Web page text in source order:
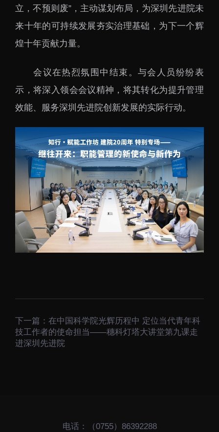
党建工作
群团工作
树立和践行正确政绩观
我为群众办实事
国家高性能医疗器械创
中心
深港脑科学创新研究院
深圳合成生物学创新研
究院
深圳先进电子材料国际
创新研究院
深圳脑解析与脑模拟重
大科技基础设施
深圳合成生物研究重大
科技基础设施
立，不预则废”，主动谋划布局，为深圳先进院未
来十年的可持续发展夯实治理基础，为下一个辉
煌十年贡献力量。
会议在热烈氛围中结束。与会人员纷纷表
示，将深入领会会议精神，将其转化为提升管理
效能、服务深圳先进院创新发展的实际行动。
下一篇：在中国科学院光辉历程中 定位当代青年科
技工作者的使命担当——穗科灯塔大讲堂第九课走
进深圳先进院
电话：（0755）86392288